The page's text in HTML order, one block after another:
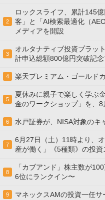
2
ロックスライフ、累計145
客」と「AI検索最適化（
メディアを開設
3
オルタナティブ投資プラッ
計申込総額800億円突破記
4 楽天プレミアム・ゴールド
5
夏休みに親子で楽しく学ぶ
金のワークショップ」を、
6 水戸証券が、NISA対象のキ
7
6月27日（土）11時より、
産が働く」《5種類》の投資
8
「カブアンド」株主数が
6位にランクイン〜
9 マネックスAMの投資一任